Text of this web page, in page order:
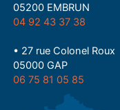
05200 EMBRUN
04 92 43 37 38
• 27 rue Colonel Roux
05000 GAP
06 75 81 05 85